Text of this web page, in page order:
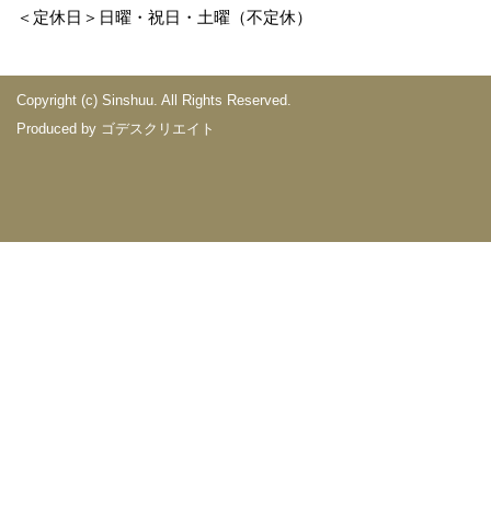
＜定休日＞日曜・祝日・土曜（不定休）
Copyright (c) Sinshuu. All Rights Reserved.
Produced by ゴデスクリエイト